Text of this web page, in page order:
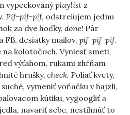
vypeckovanýplaylist z
Pif-pif-pif, odstreľujem jednu
za dve hoďky,done! Pár
FB, desiatky mailov,pif-pif-pif.
kolotočoch. Vyniesť smeti,
výťahom, rukami zhŕňam
hrušky,check. Poliať kvety,
vymeniť voňačku v hajzli,
kútiku, vygoogliť a
jedla, navariť sebe, nestihnúť to